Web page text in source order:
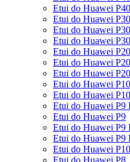
Etui do Huawei
Etui do Huawei
Etui do Huawei P30
Etui do Huawei
Etui do Huawei
Etui do Huawei P20
Etui do Huawei
Etui do Huawei P10
Etui do Huawei
Etui do Huawei P9
Etui do Huawei P9
Etui do Huawei P9
Etui do Huawei P9
Etui do Huawei
Etui do Huawei P8